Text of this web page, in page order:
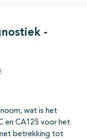
-
wat is het
en CA125 voor het
betrekking tot